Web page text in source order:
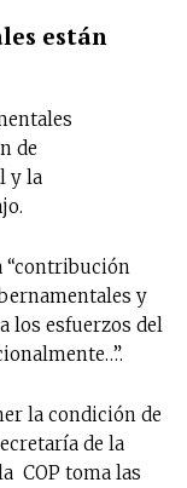
están
de
y la
“contribución
y
los esfuerzos del
la condición de
de la
COP toma las